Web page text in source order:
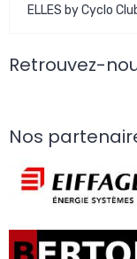
ELLES by Cyclo
Retrouvez-
Nos